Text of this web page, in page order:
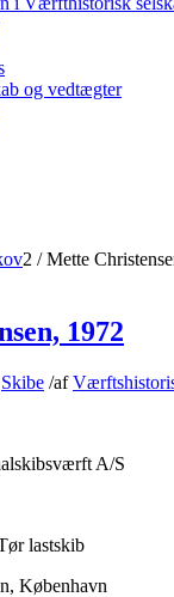
og vedtægter
2 / Mette
1972
Skibe /af
A/S
lastskib
København